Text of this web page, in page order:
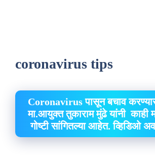
coronavirus tips
Coronavirus पासून बचाव
मा.आयुक्त तुकाराम मुंढे यांनी काही
गोष्टी सांगितल्या आहेत. व्हिडिओ